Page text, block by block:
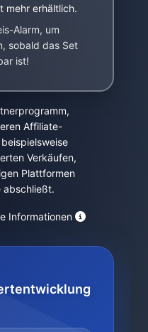
mehr erhältlich.
Alarm, um
sobald das Set
ist!
Affiliate-
Verkäufen,
Plattformen
abschließt.
Informationen